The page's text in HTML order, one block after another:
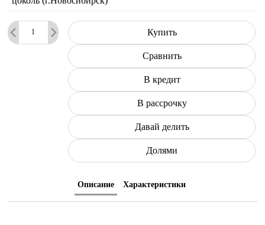
Купить
Сравнить
В кредит
В рассрочку
Давай делить
Долями
Описание Характеристики